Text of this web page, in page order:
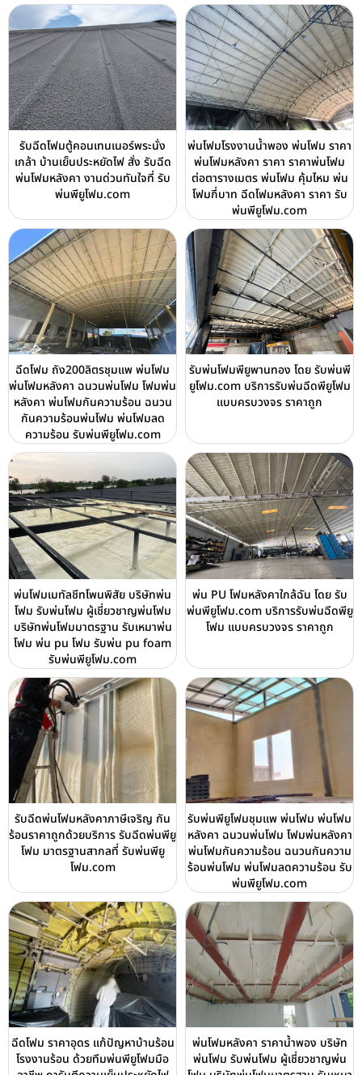
รับฉีดโฟมตู้คอนเทนเนอร์พระนั่ง
เกล้า บ้านเย็นประหยัดไฟ สั่ง รับฉีด
พ่นโฟมหลังคา งานด่วนทันใจที่ รับ
พ่นพียูโฟม.com
พ่นโฟมโรงงานน้ำพอง พ่นโฟม ราคา
พ่นโฟมหลังคา ราคา ราคาพ่นโฟม
ต่อตารางเมตร พ่นโฟม คุ้มไหม พ่น
โฟมกี่บาท ฉีดโฟมหลังคา ราคา รับ
พ่นพียูโฟม.com
ฉีดโฟม ถัง200ลิตรชุมแพ พ่นโฟม
พ่นโฟมหลังคา ฉนวนพ่นโฟม โฟมพ่น
หลังคา พ่นโฟมกันความร้อน ฉนวน
กันความร้อนพ่นโฟม พ่นโฟมลด
ความร้อน รับพ่นพียูโฟม.com
รับพ่นโฟมพียูพานทอง โดย รับพ่นพี
ยูโฟม.com บริการรับพ่นฉีดพียูโฟม
แบบครบวงจร ราคาถูก
พ่นโฟมเมทัลชีทโพนพิสัย บริษัทพ่น
โฟม รับพ่นโฟม ผู้เชี่ยวชาญพ่นโฟม
บริษัทพ่นโฟมมาตรฐาน รับเหมาพ่น
โฟม พ่น pu โฟม รับพ่น pu foam
รับพ่นพียูโฟม.com
พ่น PU โฟมหลังคาใกล้ฉัน โดย รับ
พ่นพียูโฟม.com บริการรับพ่นฉีดพียู
โฟม แบบครบวงจร ราคาถูก
รับฉีดพ่นโฟมหลังคาภาษีเจริญ กัน
ร้อนราคาถูกด้วยบริการ รับฉีดพ่นพียู
โฟม มาตรฐานสากลที่ รับพ่นพียู
โฟม.com
รับพ่นพียูโฟมชุมแพ พ่นโฟม พ่นโฟม
หลังคา ฉนวนพ่นโฟม โฟมพ่นหลังคา
พ่นโฟมกันความร้อน ฉนวนกันความ
ร้อนพ่นโฟม พ่นโฟมลดความร้อน รับ
พ่นพียูโฟม.com
ฉีดโฟม ราคาอุดร แก้ปัญหาบ้านร้อน
โรงงานร้อน ด้วยทีมพ่นพียูโฟมมือ
พ่นโฟมหลังคา ราคาน้ำพอง บริษัท
พ่นโฟม รับพ่นโฟม ผู้เชี่ยวชาญพ่น